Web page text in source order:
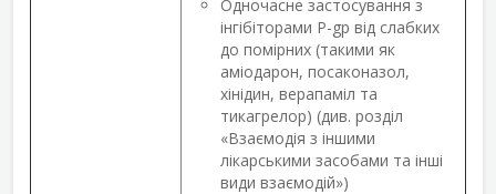
Одночасне застосування з
інгібіторами Р-gp від слабких
до помірних (такими як
аміодарон, посаконазол,
хінідин, верапаміл та
тикагрелор) (див. розділ
«Взаємодія з іншими
лікарськими засобами та інші
види взаємодій»)